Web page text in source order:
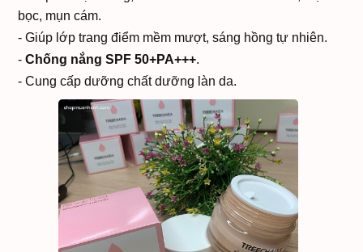
bọc, mụn cám.
- Giúp lớp trang điểm mềm mượt, sáng hồng tự nhiên.
- Chống nắng SPF 50+PA+++.
- Cung cấp dưỡng chất dưỡng làn da.